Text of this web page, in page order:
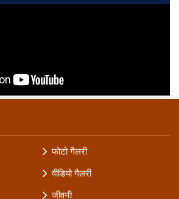
फोटो गैलरी
वीडियो गैलरी
जीवनी